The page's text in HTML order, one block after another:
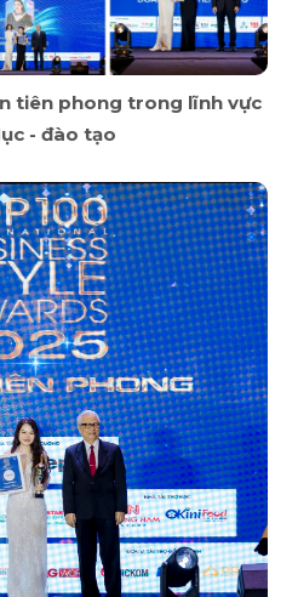
tiên phong trong lĩnh vực
- đào tạo